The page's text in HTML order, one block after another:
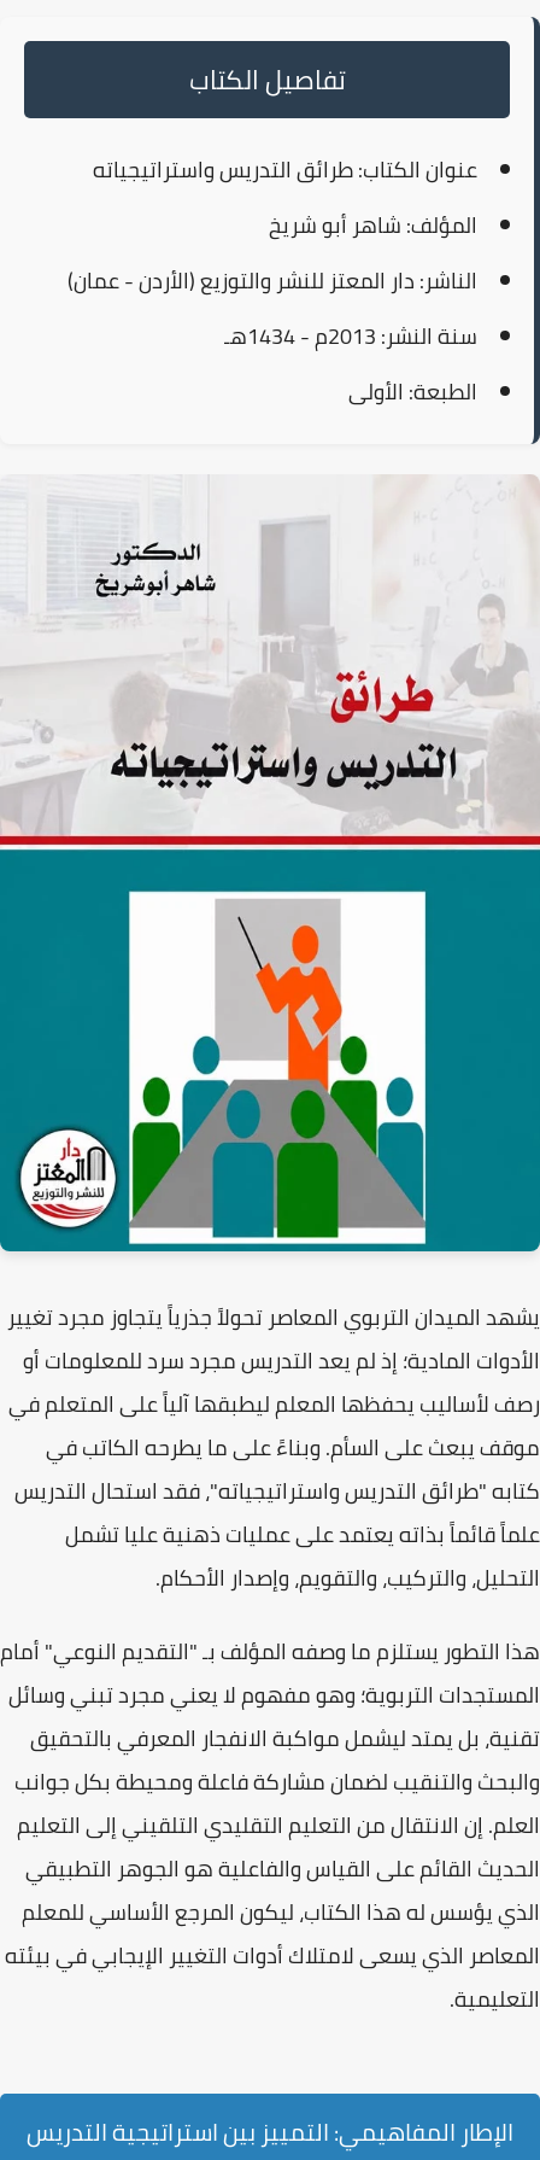
تفاصيل الكتاب
عنوان الكتاب:طرائق التدريس واستراتيجياته
المؤلف:شاهر أبو شريخ
الناشر:دار المعتز للنشر والتوزيع (الأردن - عمان)
سنة النشر:
الطبعة: الأولى
يشهد الميدان التربوي المعاصر تحولاً جذرياً يتجاوز مجرد تغيير
الأدوات المادية؛ إذ لم يعد التدريس مجرد سرد للمعلومات أو
رصف لأساليب يحفظها المعلم ليطبقها آلياً على المتعلم في
موقف يبعث على السأم. وبناءً على ما يطرحه الكاتب في
كتابه"طرائق التدريس واستراتيجياته"، فقد استحال التدريس
علماً قائماً بذاته يعتمد على عمليات ذهنية عليا تشمل
التحليل، والتركيب، والتقويم، وإصدار الأحكام.
هذا التطور يستلزم ما وصفه المؤلف بـ "التقديم النوعي" أمام
المستجدات التربوية؛ وهو مفهوم لا يعني مجرد تبني وسائل
تقنية، بل يمتد ليشملمواكبة الانفجار المعرفيبالتحقيق
والبحث والتنقيب لضمان مشاركة فاعلة ومحيطة بكل جوانب
العلم. إن الانتقال من التعليم التقليدي التلقيني إلى التعليم
الحديث القائم على القياس والفاعلية هو الجوهر التطبيقي
الذي يؤسس له هذا الكتاب، ليكون المرجع الأساسي للمعلم
المعاصر الذي يسعى لامتلاك أدوات التغيير الإيجابي في بيئته
التعليمية.
الإطار المفاهيمي: التمييز بين استراتيجية التدريس